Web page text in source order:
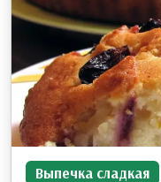
Выпечка сладкая